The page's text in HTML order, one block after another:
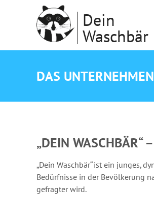
Dein
Waschbär
DAS UNTERNEHMEN
„DEIN WASCHBÄR“
„Dein Waschbär“ ist ein junges,
Bedürfnisse in der Bevölkerung
gefragter wird.